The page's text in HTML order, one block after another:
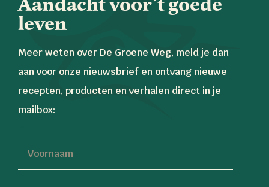
leven
Meer weten over De Groene Weg, meld je dan
aan voor onze nieuwsbrief en ontvang nieuwe
recepten, producten en verhalen direct in je
mailbox: